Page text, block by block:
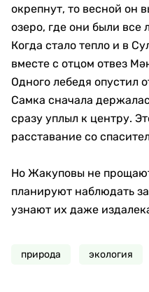
окрепнут, то весной он
озеро, где они были все
Когда стало тепло и в
вместе с отцом отвез
Одного лебедя опустил
Самка сначала
сразу уплыл к центру.
расставание со
Но Жакуповы не
планируют наблюдать
узнают их даже
природа экология